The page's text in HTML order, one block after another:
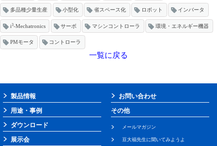
多品種少量生産 小型化 省スペース化 ロボット インバータ
i3-Mechatronics サーボ マシンコントローラ 環境・エネルギー機器
PMモータ コントローラ
一覧に戻る
製品情報
用途・事例
ダウンロード
展示会
お問い合わせ
その他
メールマガジン
豆大福先生に聞いてみようよ